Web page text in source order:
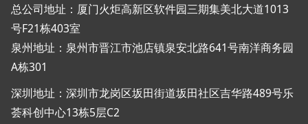
总公司地址：厦门火炬高新区软件园三期集美北大道1013
号F21栋403室
泉州地址：泉州市晋江市池店镇泉安北路641号南洋商务园
A栋301
深圳地址：深圳市龙岗区坂田街道坂田社区吉华路489号乐
荟科创中心13栋5层C2